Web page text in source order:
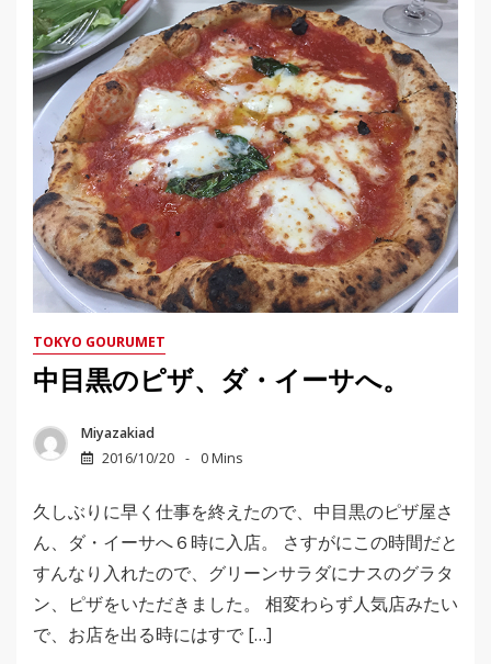
TOKYO GOURUMET
中目黒のピザ、ダ・イーサへ。
Miyazakiad
2016/10/20
0 Mins
久しぶりに早く仕事を終えたので、中目黒のピザ屋さ
ん、ダ・イーサへ６時に入店。 さすがにこの時間だと
すんなり入れたので、グリーンサラダにナスのグラタ
ン、ピザをいただきました。 相変わらず人気店みたい
で、お店を出る時にはすで […]